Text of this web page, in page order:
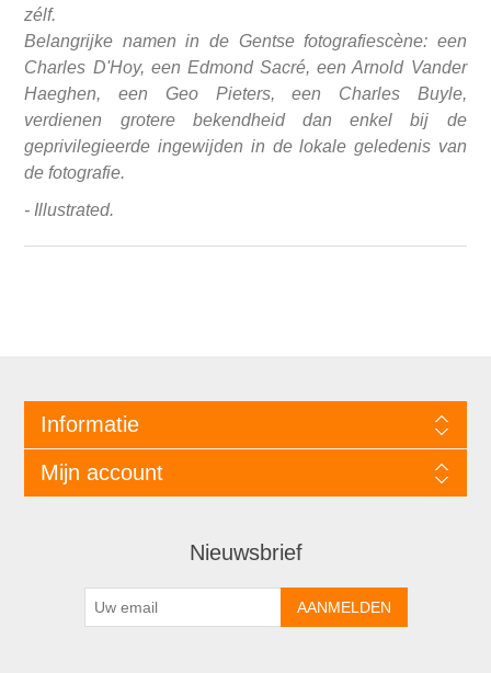
zélf.
Belangrijke namen in de Gentse fotografiescène: een
Charles D'Hoy, een Edmond Sacré, een Arnold Vander
Haeghen, een Geo Pieters, een Charles Buyle,
verdienen grotere bekendheid dan enkel bij de
geprivilegieerde ingewijden in de lokale geledenis van
de fotografie.
- Illustrated.
Informatie
Mijn account
Nieuwsbrief